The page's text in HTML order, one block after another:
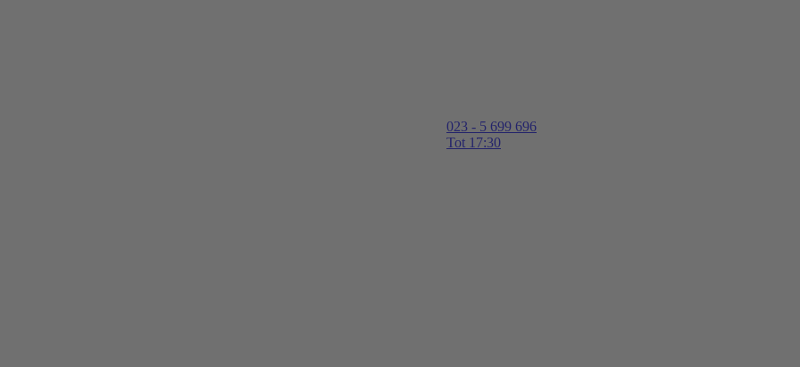
023 - 5 699 696
Tot 17:30